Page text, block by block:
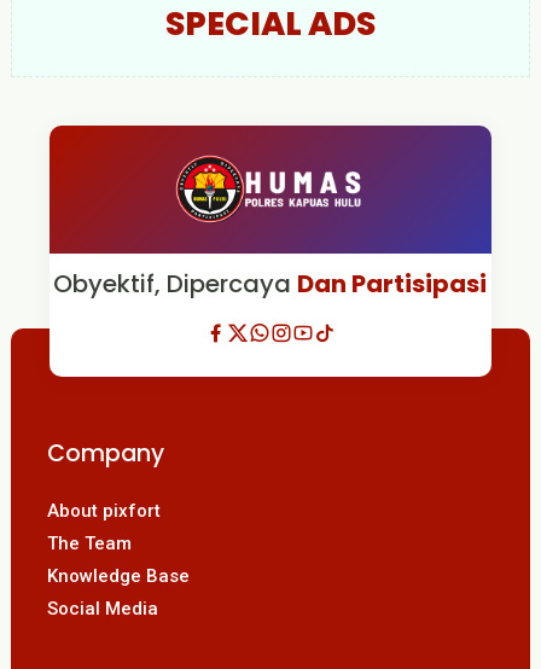
SPECIAL ADS
Obyektif, Dipercaya Dan Partisipasi
Company
About pixfort
The Team
Knowledge Base
Social Media